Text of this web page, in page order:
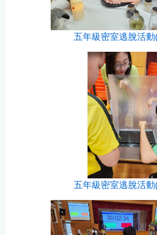
五年級密室逃脫活
五年級密室逃脫活